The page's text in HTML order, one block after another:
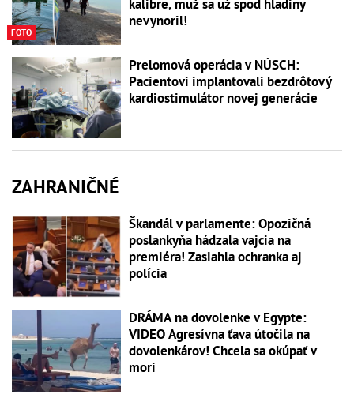
FOTO
kalibre, muž sa už spod hladiny
nevynoril!
Prelomová operácia v NÚSCH:
Pacientovi implantovali bezdrôtový
kardiostimulátor novej generácie
ZAHRANIČNÉ
Škandál v parlamente: Opozičná
poslankyňa hádzala vajcia na
premiéra! Zasiahla ochranka aj
polícia
DRÁMA na dovolenke v Egypte:
VIDEO Agresívna ťava útočila na
dovolenkárov! Chcela sa okúpať v
mori